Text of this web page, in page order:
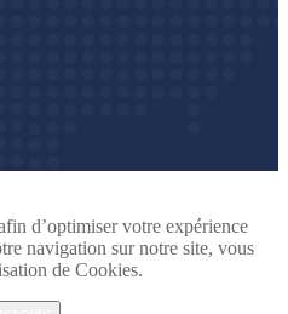
d’optimiser votre expérience
navigation sur notre site, vous
de Cookies.